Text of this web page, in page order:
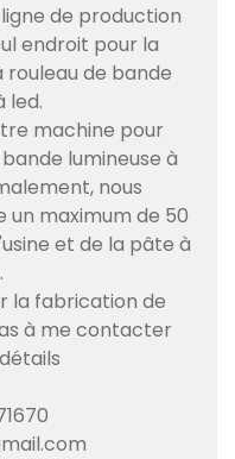
de production
endroit pour la
de bande
led.
machine pour
lumineuse à
nous
un maximum de 50
et de la pâte à
la fabrication de
à me contacter